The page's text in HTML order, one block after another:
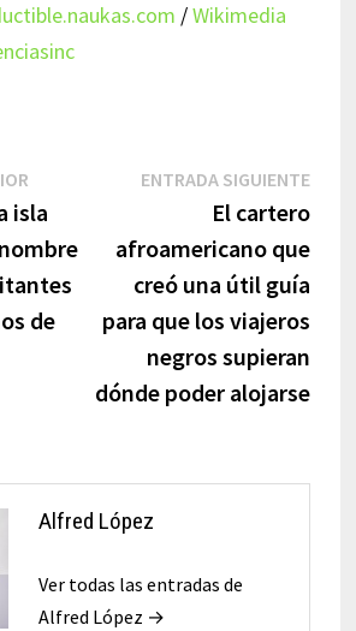
/Wikimedia
Entrada
anterior:
isla
de
ENTRADA SIGUIENTE
El cartero
afroamericano que
creó una útil guía
para que los viajeros
negros supieran
dónde poder alojarse
Alfred López
Ver todas las entradas de
Alfred López →